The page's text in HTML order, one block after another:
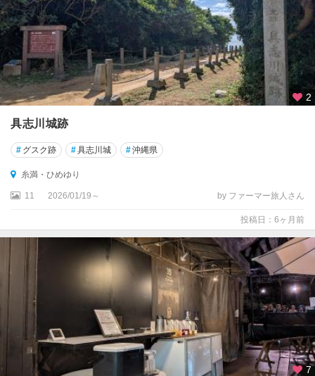
2
具志川城跡
# グスク跡 #具志川城 #沖縄県
糸満・ひめゆり
11 2026/01/19～ by ファーマー旅人さん
投稿日：6ヶ月前
7